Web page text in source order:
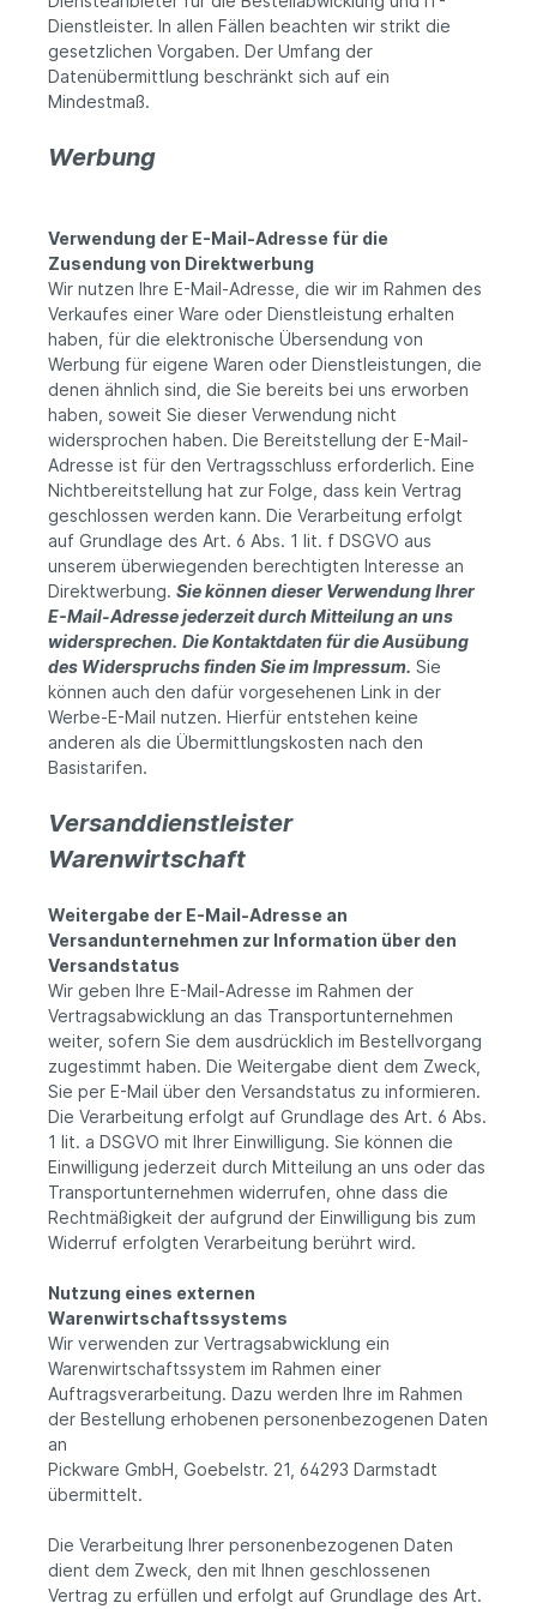
Dienstleister. In allen Fällen beachten wir strikt die
gesetzlichen Vorgaben. Der Umfang der
Datenübermittlung beschränkt sich auf ein
Mindestmaß.
Werbung
Verwendung der E-Mail-Adresse für die
Zusendung von Direktwerbung
Wir nutzen Ihre E-Mail-Adresse, die wir im Rahmen des
Verkaufes einer Ware oder Dienstleistung erhalten
haben, für die elektronische Übersendung von
Werbung für eigene Waren oder Dienstleistungen, die
denen ähnlich sind, die Sie bereits bei uns erworben
haben, soweit Sie dieser Verwendung nicht
widersprochen haben. Die Bereitstellung der E-Mail-
Adresse ist für den Vertragsschluss erforderlich. Eine
Nichtbereitstellung hat zur Folge, dass kein Vertrag
geschlossen werden kann. Die Verarbeitung erfolgt
auf Grundlage des Art. 6 Abs. 1 lit. f DSGVO aus
unserem überwiegenden berechtigten Interesse an
Direktwerbung. Sie können dieser Verwendung Ihrer
E-Mail-Adresse jederzeit durch Mitteilung an uns
widersprechen. Die Kontaktdaten für die Ausübung
des Widerspruchs finden Sie im Impressum. Sie
können auch den dafür vorgesehenen Link in der
Werbe-E-Mail nutzen. Hierfür entstehen keine
anderen als die Übermittlungskosten nach den
Basistarifen.
Versanddienstleister
Warenwirtschaft
Weitergabe der E-Mail-Adresse an
Versandunternehmen zur Information über den
Versandstatus
Wir geben Ihre E-Mail-Adresse im Rahmen der
Vertragsabwicklung an das Transportunternehmen
weiter, sofern Sie dem ausdrücklich im Bestellvorgang
zugestimmt haben. Die Weitergabe dient dem Zweck,
Sie per E-Mail über den Versandstatus zu informieren.
Die Verarbeitung erfolgt auf Grundlage des Art. 6 Abs.
1 lit. a DSGVO mit Ihrer Einwilligung. Sie können die
Einwilligung jederzeit durch Mitteilung an uns oder das
Transportunternehmen widerrufen, ohne dass die
Rechtmäßigkeit der aufgrund der Einwilligung bis zum
Widerruf erfolgten Verarbeitung berührt wird.
Nutzung eines externen
Warenwirtschaftssystems
Wir verwenden zur Vertragsabwicklung ein
Warenwirtschaftssystem im Rahmen einer
Auftragsverarbeitung. Dazu werden Ihre im Rahmen
der Bestellung erhobenen personenbezogenen Daten
an
Pickware GmbH, Goebelstr. 21, 64293 Darmstadt
übermittelt.
Die Verarbeitung Ihrer personenbezogenen Daten
dient dem Zweck, den mit Ihnen geschlossenen
Vertrag zu erfüllen und erfolgt auf Grundlage des Art.